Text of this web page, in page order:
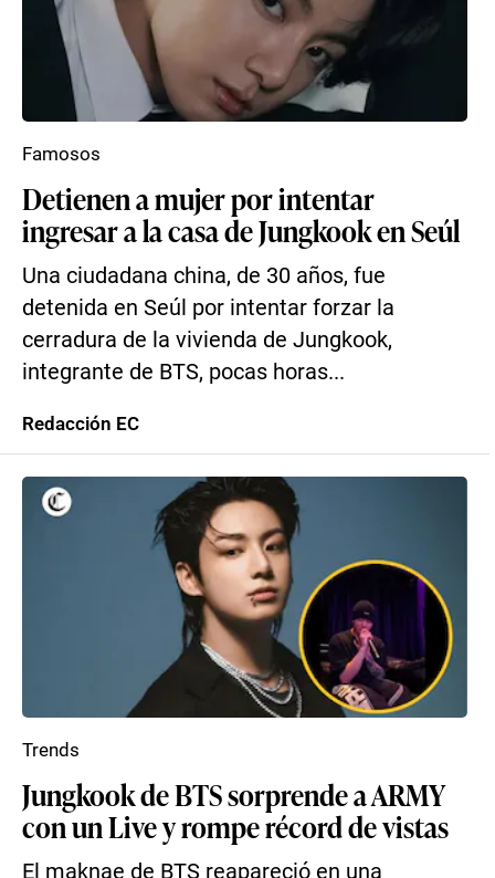
Detienen a mujer por intentar
ingresar a la casa de Jungkook en Seúl
Una ciudadana china, de 30 años, fue
detenida en Seúl por intentar forzar la
cerradura de la vivienda de Jungkook,
integrante de BTS, pocas horas...
Famosos
Redacción EC
Jungkook de BTS sorprende a ARMY
con un Live y rompe récord de vistas
El maknae de BTS reapareció en una
Trends